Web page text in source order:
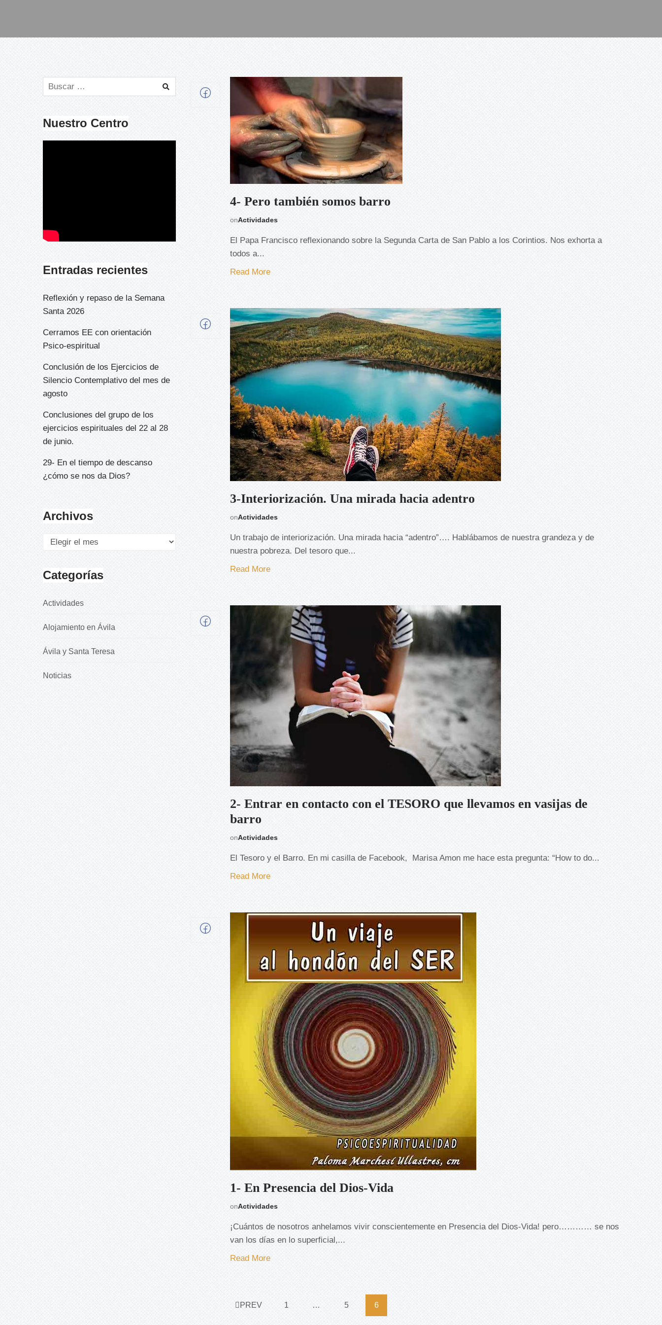
4- Pero también somos barro
onActividades
El Papa Francisco reflexionando sobre la Segunda Carta de San Pablo a los Corintios. Nos exhorta a
todos a...
Read More
3-Interiorización. Una mirada hacia adentro
onActividades
Un trabajo de interiorización. Una mirada hacia “adentro”…. Hablábamos de nuestra grandeza y de
nuestra pobreza. Del tesoro que...
Read More
2- Entrar en contacto con el TESORO que llevamos en vasijas de
barro
onActividades
El Tesoro y el Barro. En mi casilla de Facebook, Marisa Amon me hace esta pregunta: “How to do...
Read More
1- En Presencia del Dios-Vida
onActividades
¡Cuántos de nosotros anhelamos vivir conscientemente en Presencia del Dios-Vida! pero………… se nos
van los días en lo superficial,...
Read More
PREV 1 … 5 6
Nuestro Centro
Entradas recientes
Reflexión y repaso de la Semana
Santa 2026
Cerramos EE con orientación
Psico-espiritual
Conclusión de los Ejercicios de
Silencio Contemplativo del mes de
agosto
Conclusiones del grupo de los
ejercicios espirituales del 22 al 28
de junio.
29- En el tiempo de descanso
¿cómo se nos da Dios?
Archivos
Categorías
Actividades
Alojamiento en Ávila
Ávila y Santa Teresa
Noticias